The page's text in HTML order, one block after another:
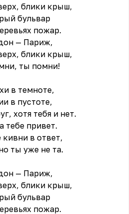
блики крыш,
бульвар
пожар.
— Париж,
блики крыш,
ты помни!
в темноте,
в пустоте,
хотя тебя и нет.
тебе привет.
в ответ,
ты уже не та.
— Париж,
блики крыш,
бульвар
пожар.